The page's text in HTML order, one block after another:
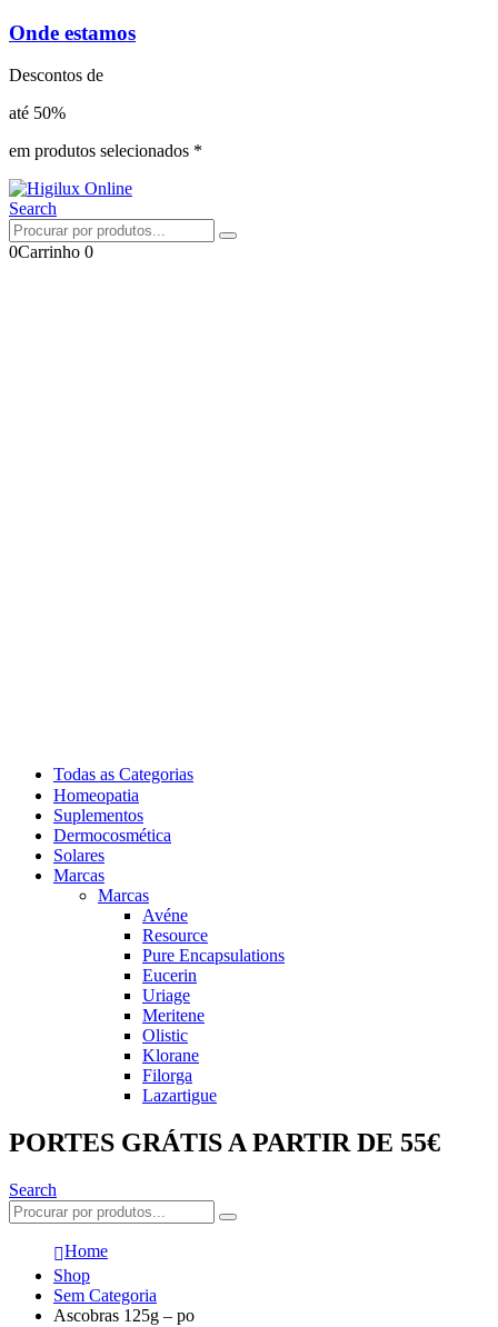
Onde estamos
Descontos de
até 50%
em produtos selecionados *
Search
0Carrinho 0
Todas as Categorias
Homeopatia
Suplementos
Dermocosmética
Solares
Marcas
Marcas
Avéne
Resource
Pure Encapsulations
Eucerin
Uriage
Meritene
Olistic
Klorane
Filorga
Lazartigue
PORTES GRÁTIS A PARTIR DE 55€
Search
Home
Shop
Sem Categoria
Ascobras 125g – po